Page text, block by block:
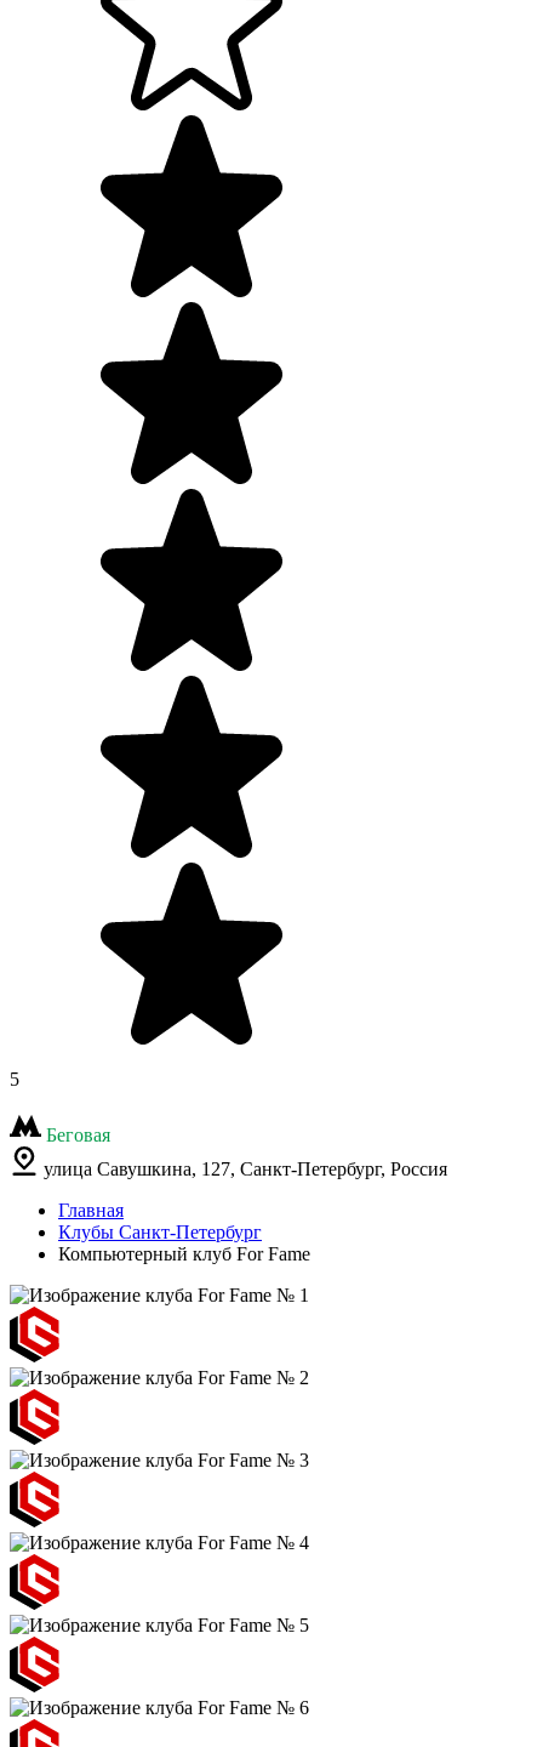
5
Беговая
улица Савушкина, 127, Санкт-Петербург, Россия
Главная
Клубы Санкт-Петербург
Компьютерный клуб For Fame